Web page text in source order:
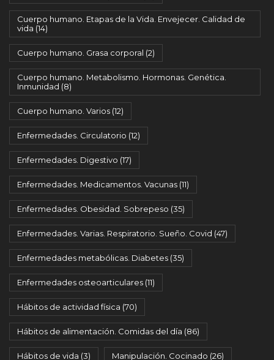
Cuerpo humano. Etapas de la Vida. Envejecer. Calidad de
vida (14)
Cuerpo humano. Grasa corporal (2)
Cuerpo humano. Metabolismo. Hormonas. Genética.
Inmunidad (8)
Cuerpo humano. Varios (12)
Enfermedades. Circulatorio (12)
Enfermedades. Digestivo (17)
Enfermedades. Medicamentos. Vacunas (11)
Enfermedades. Obesidad. Sobrepeso (35)
Enfermedades. Varias. Respiratorio. Sueño. Covid (47)
Enfermedades metabólicas. Diabetes (35)
Enfermedades osteoarticulares (11)
Hábitos de actividad física (70)
Hábitos de alimentación. Comidas del día (86)
Hábitos de vida (3) Manipulación. Cocinado (26)